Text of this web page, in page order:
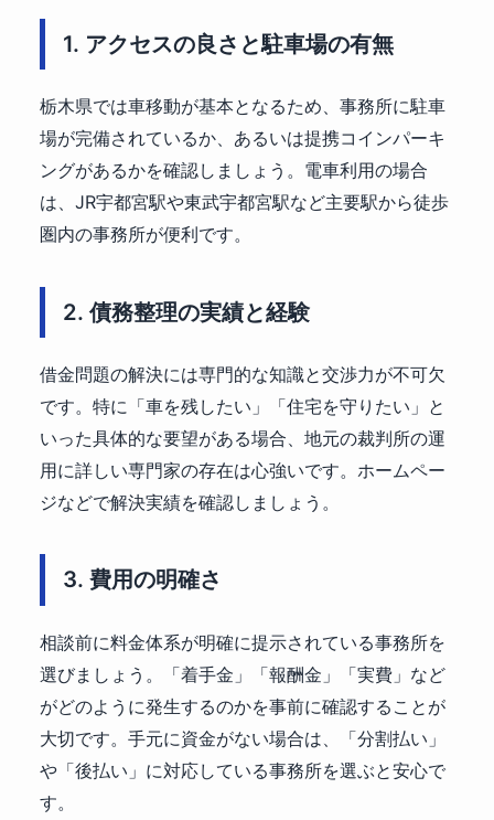
1. アクセスの良さと駐車場の有無
栃木県では車移動が基本となるため、事務所に駐車
場が完備されているか、あるいは提携コインパーキ
ングがあるかを確認しましょう。電車利用の場合
は、JR宇都宮駅や東武宇都宮駅など主要駅から徒歩
圏内の事務所が便利です。
2. 債務整理の実績と経験
借金問題の解決には専門的な知識と交渉力が不可欠
です。特に「車を残したい」「住宅を守りたい」と
いった具体的な要望がある場合、地元の裁判所の運
用に詳しい専門家の存在は心強いです。ホームペー
ジなどで解決実績を確認しましょう。
3. 費用の明確さ
相談前に料金体系が明確に提示されている事務所を
選びましょう。「着手金」「報酬金」「実費」など
がどのように発生するのかを事前に確認することが
大切です。手元に資金がない場合は、「分割払い」
や「後払い」に対応している事務所を選ぶと安心で
す。